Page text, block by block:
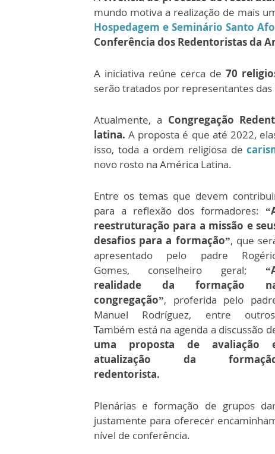
mundo motiva a realização de mais
Hospedagem e Seminário Santo
Conferência dos Redentoristas da
A iniciativa reúne cerca de 70
serão tratados por representantes
Atualmente, a Congregação
latina.A proposta é que até 2022,
isso, toda a ordem religiosa de
novo rosto na América Latina.
Entre os temas que devem
para a reflexão dos formadores:
reestruturação para a missão e
desafios para a formação”, que
apresentado pelo padre
Gomes, conselheiro geral;
realidade da formação
congregação”, proferida pelo
Manuel Rodríguez, entre
Também está na agenda a discussão
uma proposta de avaliação
atualização da
redentorista.
Plenárias e formação de grupos
justamente para oferecer
nível de conferência.